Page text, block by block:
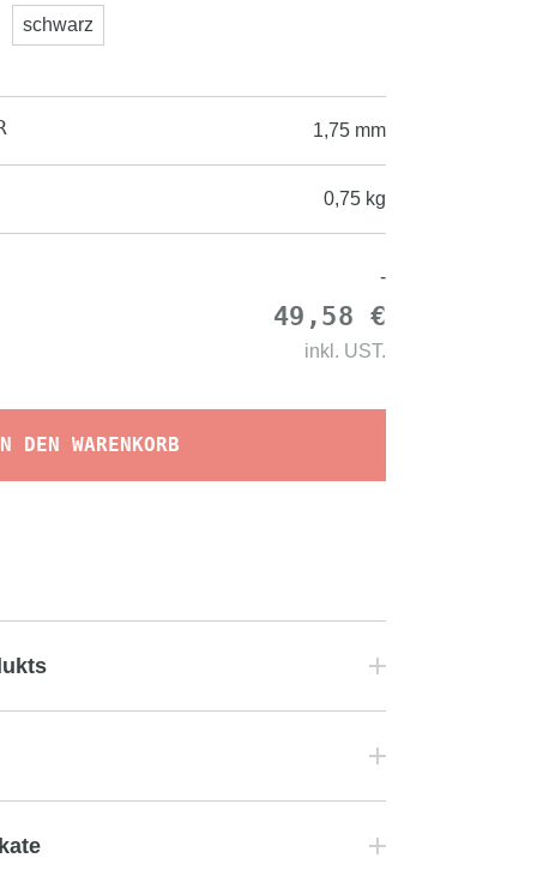
schwarz
1,75 mm
0,75 kg
-
49,58 €
inkl. UST.
DEN WARENKORB